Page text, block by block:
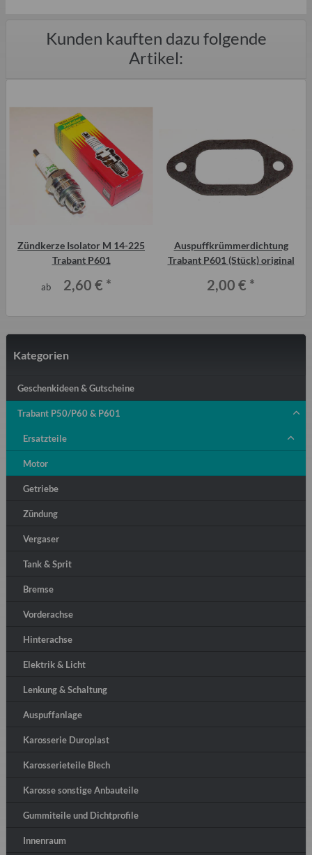
Kunden kauften dazu folgende
Artikel:
Zündkerze Isolator M 14-225
Trabant P601
ab 2,60 € *
Auspuffkrümmerdichtung
Trabant P601 (Stück) original
2,00 € *
Kategorien
Geschenkideen & Gutscheine
Trabant P50/P60 & P601
Ersatzteile
Motor
Getriebe
Zündung
Vergaser
Tank & Sprit
Bremse
Vorderachse
Hinterachse
Elektrik & Licht
Lenkung & Schaltung
Auspuffanlage
Karosserie Duroplast
Karosserieteile Blech
Karosse sonstige Anbauteile
Gummiteile und Dichtprofile
Innenraum